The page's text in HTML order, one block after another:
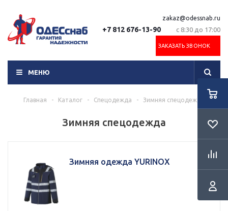
+7 812 676-13-90
zakaz@odessnab.ru
с 8:30 до 17:00
ЗАКАЗАТЬ ЗВОНОК
МЕНЮ
Главная - Каталог - Спецодежда - Зимняя спецодежда
Зимняя спецодежда
Зимняя одежда YURINOX